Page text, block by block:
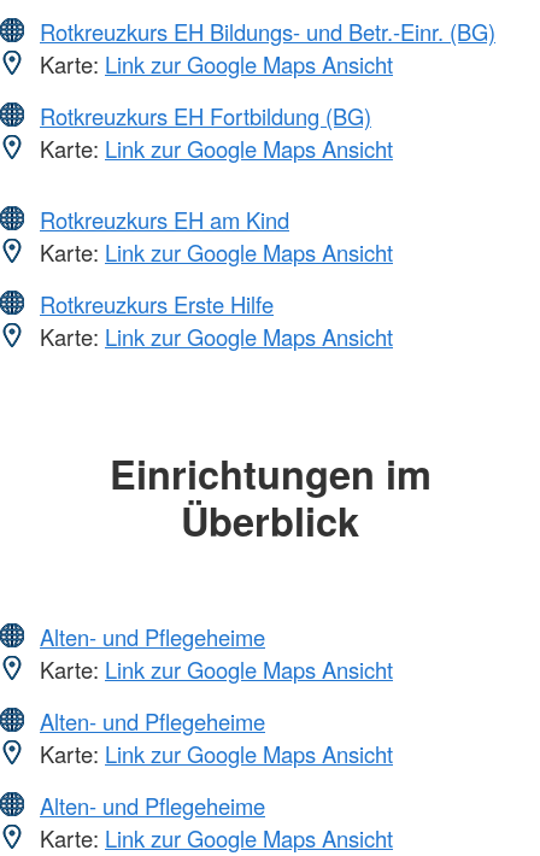
Rotkreuzkurs EH Bildungs- und Betr.-Einr. (BG)
Karte: Link zur Google Maps Ansicht
Rotkreuzkurs EH Fortbildung (BG)
Karte: Link zur Google Maps Ansicht
Rotkreuzkurs EH am Kind
Karte: Link zur Google Maps Ansicht
Rotkreuzkurs Erste Hilfe
Karte: Link zur Google Maps Ansicht
Einrichtungen im
Überblick
Alten- und Pflegeheime
Karte: Link zur Google Maps Ansicht
Alten- und Pflegeheime
Karte: Link zur Google Maps Ansicht
Alten- und Pflegeheime
Karte: Link zur Google Maps Ansicht